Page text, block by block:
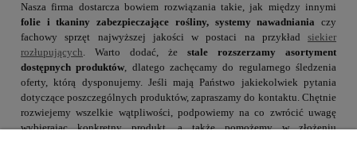
Nasza firma dostarcza bowiem rozwiązania takie, jak między innymi
folie i tkaniny zabezpieczające rośliny, systemy nawadniania czy
fachowy sprzęt najwyższej jakości w postaci na przykład siekier
rozłupujących. Warto dodać, że stale rozszerzamy asortyment
dostępnych produktów, dlatego zachęcamy do regularnego śledzenia
oferty, którą dysponujemy. Jeśli mają Państwo jakiekolwiek pytania
dotyczące poszczególnych produktów, zapraszamy do kontaktu. Chętnie
rozwiejemy wszelkie wątpliwości, podpowiemy na co zwrócić uwagę
wybierając konkretny produkt, a także pomożemy w złożeniu